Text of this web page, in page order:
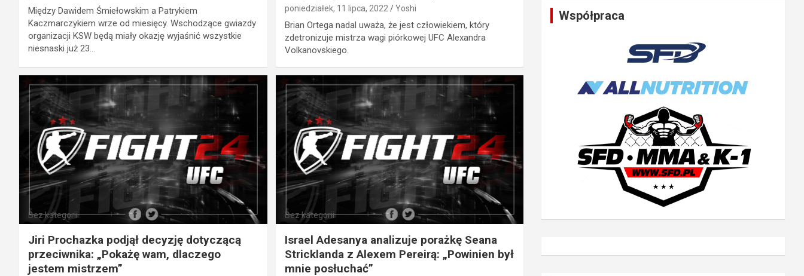
Między Dawidem Śmiełowskim a Patrykiem
Kaczmarczykiem wrze od miesięcy. Wschodzące gwiazdy
organizacji KSW będą miały okazję wyjaśnić wszystkie
niesnaski już 23…
poniedziałek, 11 lipca, 2022 Yoshi
Brian Ortega nadal uważa, że jest człowiekiem, który
zdetronizuje mistrza wagi piórkowej UFC Alexandra
Volkanovskiego.
Bez kategorii
Jiri Prochazka podjął decyzję dotyczącą
przeciwnika: „Pokażę wam, dlaczego
jestem mistrzem”
Bez kategorii
Israel Adesanya analizuje porażkę Seana
Stricklanda z Alexem Pereirą: „Powinien był
mnie posłuchać”
Współpraca